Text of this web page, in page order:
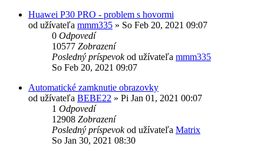
Huawei P30 PRO - problem s hovormi
od užívateľa mmm335 » So Feb 20, 2021 09:07
0 Odpovedí
10577 Zobrazení
Posledný príspevokod užívateľa mmm335
So Feb 20, 2021 09:07
Automatické zamknutie obrazovky
od užívateľa BEBE22 » Pi Jan 01, 2021 00:07
1 Odpovedí
12908 Zobrazení
Posledný príspevokod užívateľa Matrix
So Jan 30, 2021 08:30